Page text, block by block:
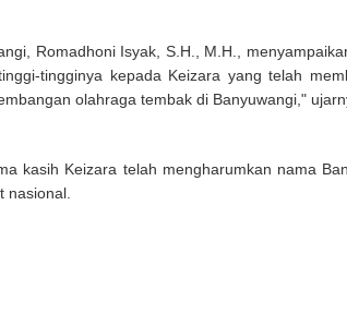
Romadhoni Isyak, S.H., M.H.,
tingginya kepada Keizara yang telah
olahraga tembak di Banyuwangi,"
kasih Keizara telah mengharumkan nama
nasional.